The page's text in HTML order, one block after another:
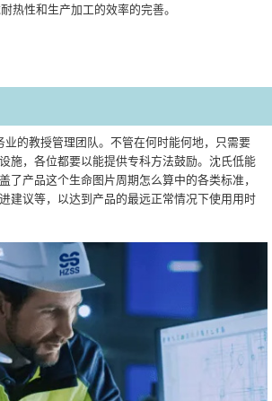
热性和生产加工的效率的完善。
业的教授管理团队。不管在何时能何地，只需要
施，各位都要以能提供专科方法鼓励。沈氏低能
了产品这个生命图片周期怎么算中的各类标准，
建议等，以达到产品的最远正常情况下使用用时